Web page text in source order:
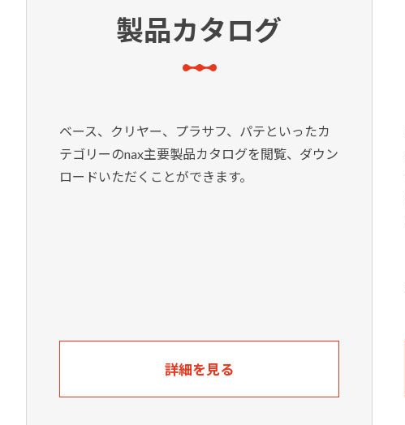
製品カタログ
ベース、クリヤー、プラサフ、パテといったカ
テゴリーのnax主要製品カタログを閲覧、ダウン
ロードいただくことができます。
詳細を見る